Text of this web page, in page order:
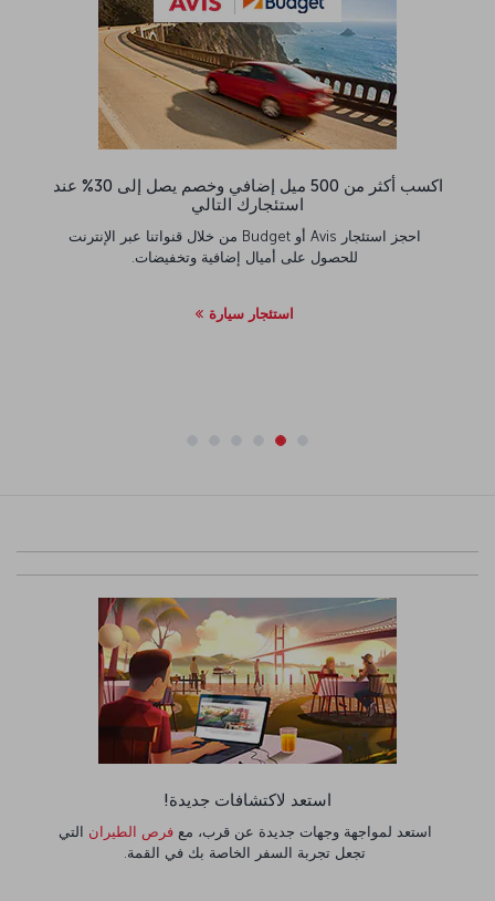
اكسب أكثر من 500 ميل إضافي وخصم يصل إلى 30% عند
استئجارك التالي
احجز استئجار Avis أو Budget من خلال قنواتنا عبر الإنترنت
للحصول على أميال إضافية وتخفيضات.
استئجار سيارة
استعد لاكتشافات جديدة!
استعد لمواجهة وجهات جديدة عن قرب، معفرص الطيران التي
تجعل تجربة السفر الخاصة بك في القمة.